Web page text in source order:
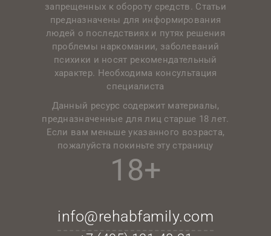
запрещенных к обороту средств. Статьи
предназначены для информирования
людей о последствиях и путях решения
проблемы наркомании, заболеваний
психики и носят рекомендательный
характер. Необходима консультация
специалиста
Данный ресурс содержит материалы,
предназначенные для лиц старше 18 лет.
Если вам меньше указанного возраста,
пожалуйста покиньте эту страницу
18+
info@rehabfamily.com